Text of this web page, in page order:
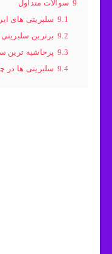
9 سوالات متداول
9.1 سلبریتی های
9.2 برترین
9.3 پرحاشیه ترین
9.4 سلبریتی ها در